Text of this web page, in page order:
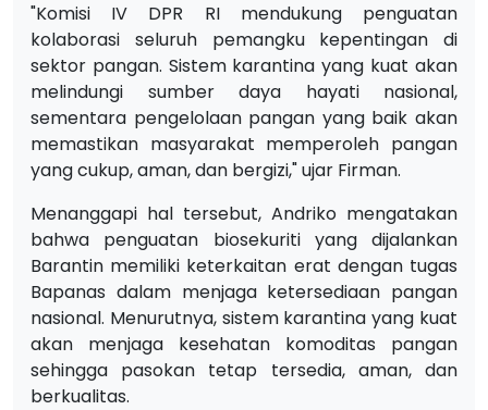
"Komisi IV DPR RI mendukung penguatan
kolaborasi seluruh pemangku kepentingan di
sektor pangan. Sistem karantina yang kuat akan
melindungi sumber daya hayati nasional,
sementara pengelolaan pangan yang baik akan
memastikan masyarakat memperoleh pangan
yang cukup, aman, dan bergizi," ujar Firman.
Menanggapi hal tersebut, Andriko mengatakan
bahwa penguatan biosekuriti yang dijalankan
Barantin memiliki keterkaitan erat dengan tugas
Bapanas dalam menjaga ketersediaan pangan
nasional. Menurutnya, sistem karantina yang kuat
akan menjaga kesehatan komoditas pangan
sehingga pasokan tetap tersedia, aman, dan
berkualitas.